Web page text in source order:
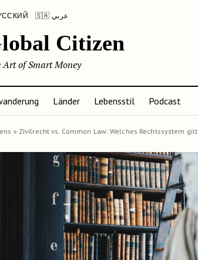
🇸🇦 عربي
Citizen
Art of Smart Money
Länder Lebensstil Podcast
» Zivilrecht vs. Common Law: Welches Rechtssystem gilt